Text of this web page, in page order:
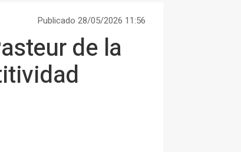
Publicado 28/05/2026 11:56
de la